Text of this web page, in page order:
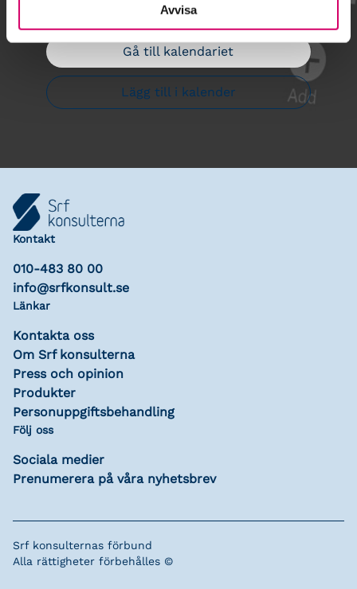
Avvisa
Gå till kalendariet
Lägg till i kalender
Kontakt
010-483 80 00
info@srfkonsult.se
Länkar
Kontakta oss
Om Srf konsulterna
Press och opinion
Produkter
Personuppgiftsbehandling
Följ oss
Sociala medier
Prenumerera på våra nyhetsbrev
Srf konsulternas förbund
Alla rättigheter förbehålles ©